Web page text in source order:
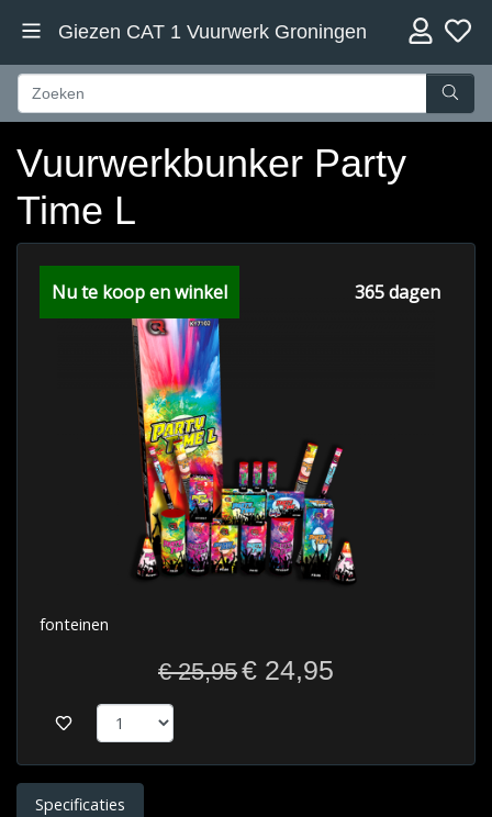
Giezen CAT 1 Vuurwerk Groningen
Vuurwerkbunker Party
Time L
Nu te koop en winkel 365 dagen
fonteinen
€ 25,95€ 24,95
Specificaties